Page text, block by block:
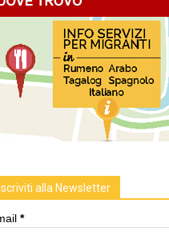
alla Newsletter
*